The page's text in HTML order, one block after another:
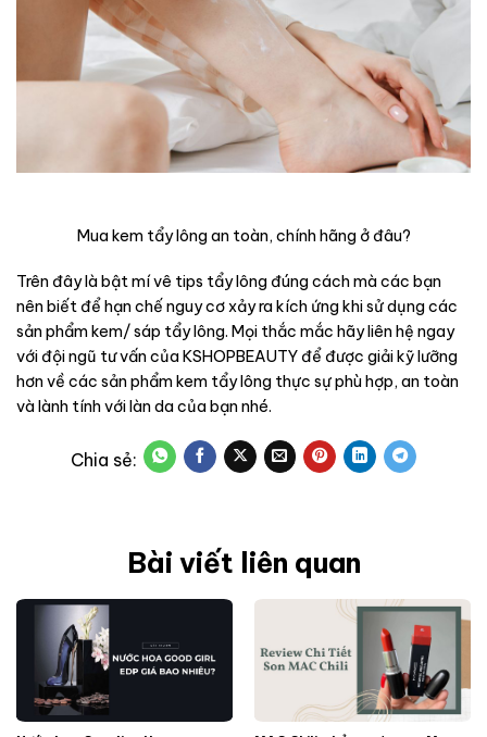
Mua kem tẩy lông an toàn, chính hãng ở đâu?
Trên đây là bật mí vê tips tẩy lông đúng cách mà các bạn
nên biết để hạn chế nguy cơ xảy ra kích ứng khi sử dụng các
sản phẩm kem/ sáp tẩy lông. Mọi thắc mắc hãy liên hệ ngay
với đội ngũ tư vấn của KSHOPBEAUTY để được giải kỹ lưỡng
hơn về các sản phẩm kem tẩy lông thực sự phù hợp, an toàn
và lành tính với làn da của bạn nhé.
Bài viết liên quan